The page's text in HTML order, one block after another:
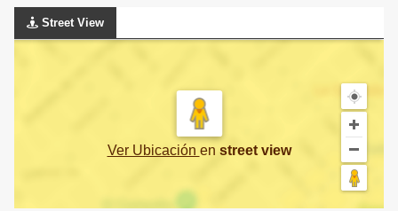
Street View
Ver Ubicación en street view